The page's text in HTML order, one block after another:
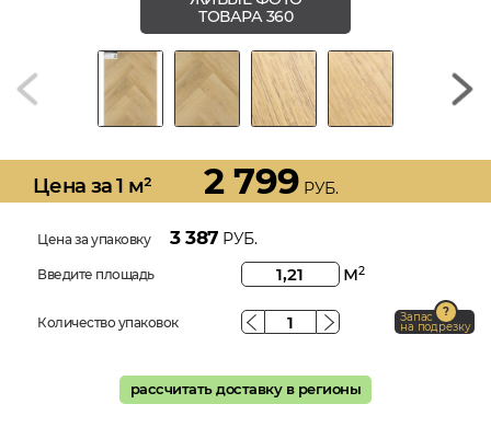
ТОВАРА 360
Цена за 1 м² 2 799 РУБ.
Цена за упаковку 3 387 РУБ.
Введите площадь м2
Количество упаковок Запас
на подрезку
рассчитать доставку в регионы